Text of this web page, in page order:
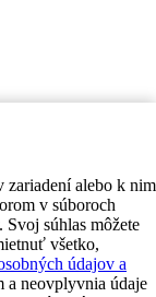
zariadení alebo k nim
v súboroch
Svoj súhlas môžete
všetko,
údajov a
a neovplyvnia údaje